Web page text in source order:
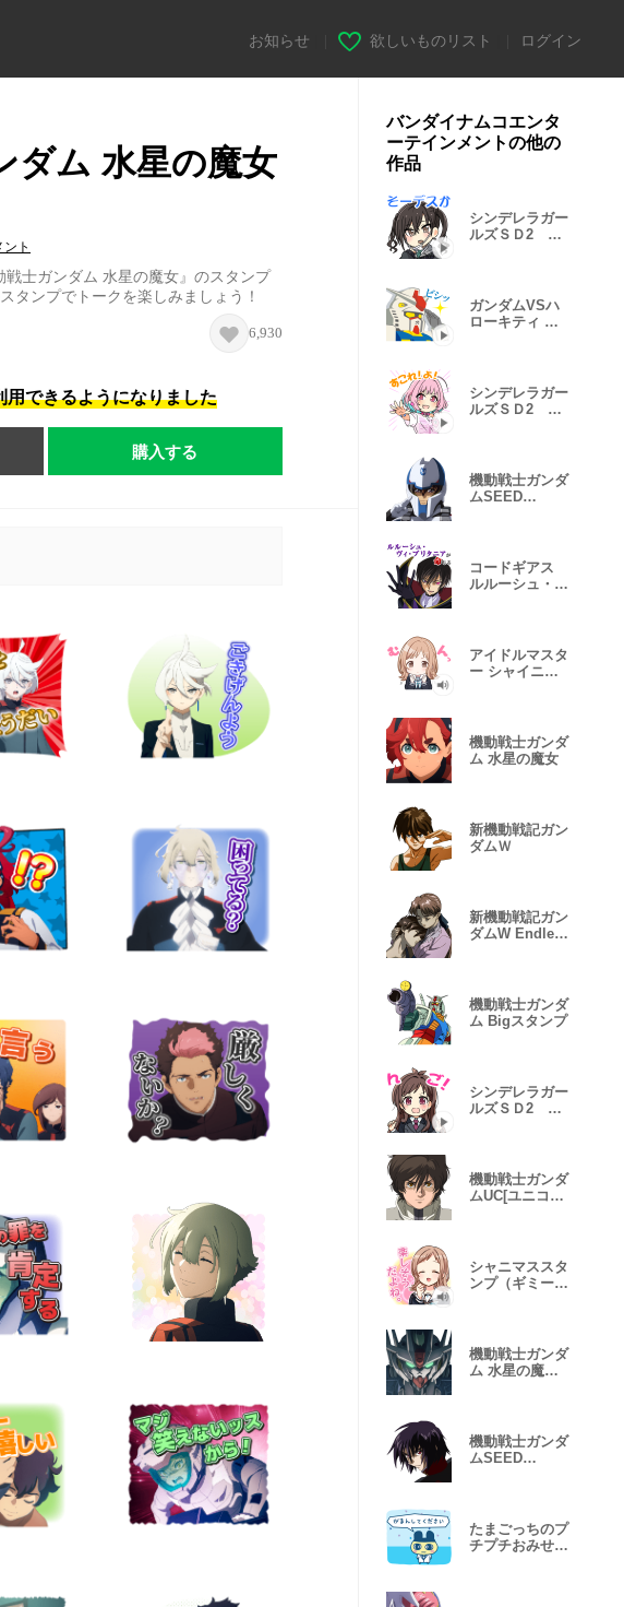
お知らせ 欲しいものリスト ログイン
ダム 水星の魔女
ト
士ガンダム 水星の魔女』のスタンプ
タンプでトークを楽しみましょう！
6,930
できるようになりました
購入する
バンダイナムコエンタ
ーテインメントの他の
作品
シンデレラガー
ルズＳＤ2 ク
ガンダムVSハ
ローキティ ガ
シンデレラガー
ルズＳＤ2 パ
機動戦士ガンダ
ムSEED
コードギアス
ルルーシュ・ラ
アイドルマスタ
ー シャイニー
機動戦士ガンダ
ム 水星の魔女
新機動戦記ガン
ダムＷ
新機動戦記ガン
ダムW Endless
機動戦士ガンダ
ム Bigスタンプ
シンデレラガー
ルズＳＤ2 キ
機動戦士ガンダ
ムUC[ユニコー
シャニマススタ
ンプ（ギミー
機動戦士ガンダ
ム 水星の魔女
機動戦士ガンダ
ムSEED
たまごっちのプ
チプチおみせっ